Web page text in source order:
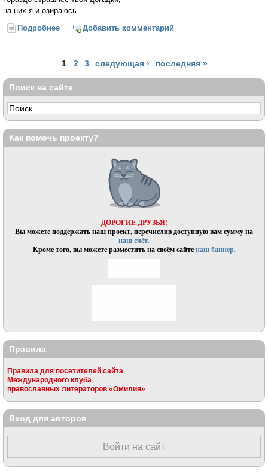
на них я и озираюсь.
Подробнее о Что ты делаешь, птичка, на черной ветке... (Иосиф
Добавить комментарий
Страницы1 2 3 следующая › последняя »
Поиск на сайте
Как помочь проекту?
ДОРОГИЕ ДРУЗЬЯ!
Вы можете поддержать наш проект, перечислив доступную вам сумму на
наш счёт.
Кроме того, вы можете разместить на своём сайтенаш баннер.
Правила
Правила для посетителей сайта
Международного клуба
православных литераторов «Омилия»
Вход для авторов
Войти на сайт